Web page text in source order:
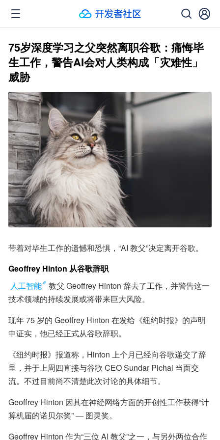
75岁深度学习之父突然离职谷歌：痛悔毕
生工作，警告AI会对人类构成「灾难性」
威胁
带着对毕生工作的遗憾和恐惧，“AI 教父”决定离开谷歌。
Geoffrey Hinton 从谷歌辞职
人工智能
教父 Geoffrey Hinton 辞去了工作，并警告这一
技术领域的持续发展或将带来巨大风险。
现年 75 岁的 Geoffrey Hinton 在发给《纽约时报》的声明
中证实，他已经正式从谷歌辞职。
《纽约时报》报道称，Hinton 上个月已经向谷歌递交了辞
呈，并于上周四直接与谷歌 CEO Sundar Pichai 当面交
流。不过目前尚不清楚此次讨论的具体细节。
Geoffrey Hinton 因其在神经网络方面的开创性工作获得“计
算机届的诺贝尔奖” — 图灵奖。
Geoffrey Hinton 作为“三位 AI 教父”之一，与另外两位合作